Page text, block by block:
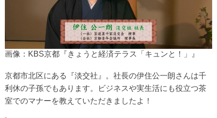
画像：KBS京都『きょうと経済テラス「キュンと！」』
京都市北区にある『淡交社』。社長の伊住公一朗さんは千
利休の子孫でもあります。ビジネスや実生活にも役立つ茶
室でのマナーを教えていただきましたよ！